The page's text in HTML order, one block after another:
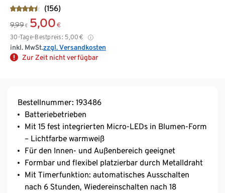
(156)
9,99 € 5,00 €
30-Tage-Bestpreis: 5,00 €
inkl. MwSt.zzgl. Versandkosten
Zur Zeit nicht verfügbar
Bestellnummer: 193486
Batteriebetrieben
Mit 15 fest integrierten Micro-LEDs in Blumen-Form
– Lichtfarbe warmweiß
Für den Innen- und Außenbereich geeignet
Formbar und flexibel platzierbar durch Metalldraht
Mit Timerfunktion: automatisches Ausschalten
nach 6 Stunden, Wiedereinschalten nach 18